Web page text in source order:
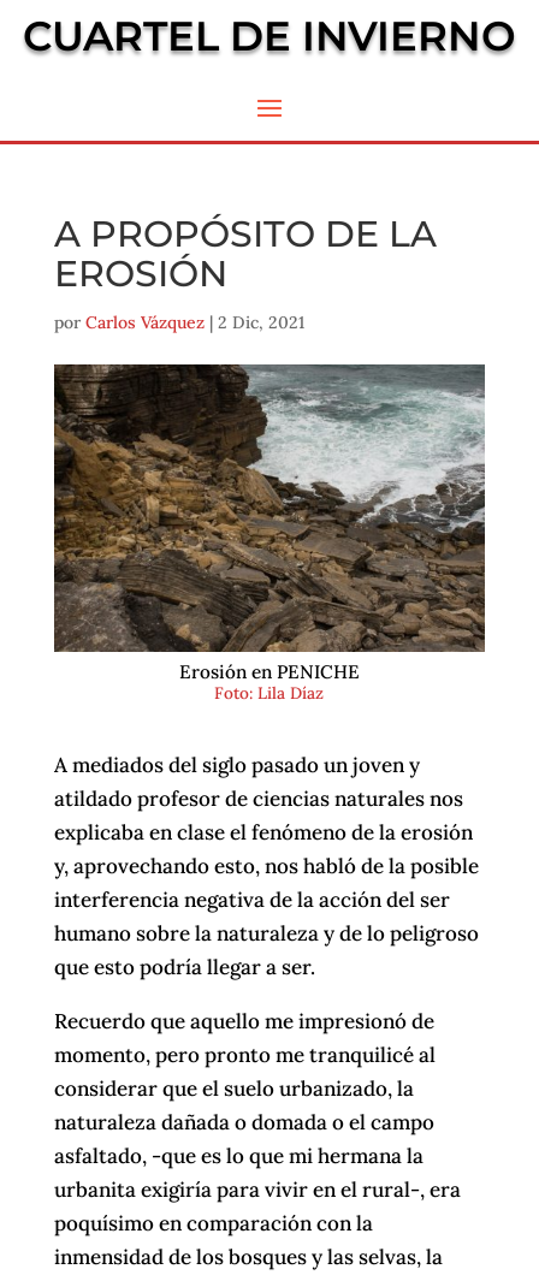
CUARTEL DE INVIERNO
A PROPÓSITO DE LA
EROSIÓN
por Carlos Vázquez| 2 Dic, 2021
Erosión en PENICHE
Foto: Lila Díaz
A mediados del siglo pasado un joven y
atildado profesor de ciencias naturales nos
explicaba en clase el fenómeno de la erosión
y, aprovechando esto, nos habló de la posible
interferencia negativa de la acción del ser
humano sobre la naturaleza y de lo peligroso
que esto podría llegar a ser.
Recuerdo que aquello me impresionó de
momento, pero pronto me tranquilicé al
considerar que el suelo urbanizado, la
naturaleza dañada o domada o el campo
asfaltado, -que es lo que mi hermana la
urbanita exigiría para vivir en el rural-, era
poquísimo en comparación con la
inmensidad de los bosques y las selvas, la